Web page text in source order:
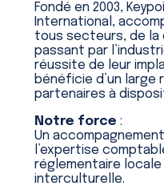
Fondé en 2003,
International,
tous secteurs, de la
passant par
réussite de leur
bénéficie d’un large
partenaires à
Notre force :
Un
l’expertise
réglementaire
interculturelle.